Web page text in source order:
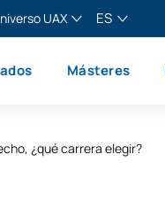
UAX
ES
English
Másteres
¿qué carrera elegir?